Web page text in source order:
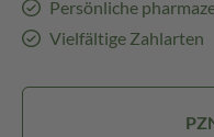
Persönliche
Vielfältige Zahlarten